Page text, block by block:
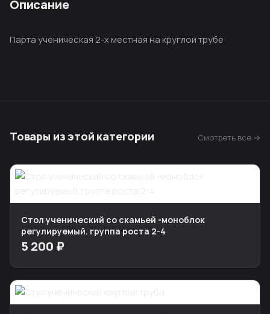
Описание
Парта ученическая 2-х местная на круглой трубе
Товары из этой категории Смотреть все →
Стол ученический со скамьей -моноблок
регулируемый. группа роста 2-4
5 200 ₽